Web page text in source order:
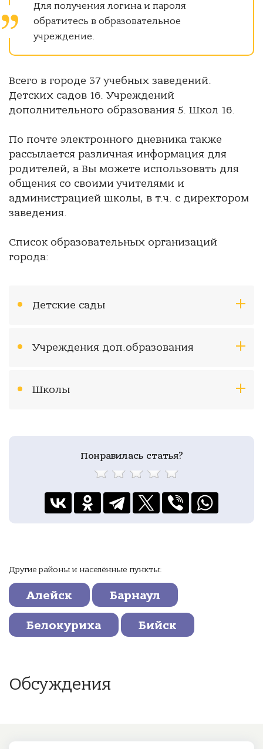
Для получения логина и пароля
обратитесь в образовательное
учреждение.
Всего в городе 37 учебных заведений.
Детских садов 16. Учреждений
дополнительного образования 5. Школ 16.
По почте электронного дневника также
рассылается различная информация для
родителей, а Вы можете использовать для
общения со своими учителями и
администрацией школы, в т.ч. с директором
заведения.
Список образовательных организаций
города:
Детские сады
Учреждения доп.образования
Школы
Понравилась статья?
Другие районы и населённые пункты:
Алейск Барнаул
Белокуриха Бийск
Обсуждения